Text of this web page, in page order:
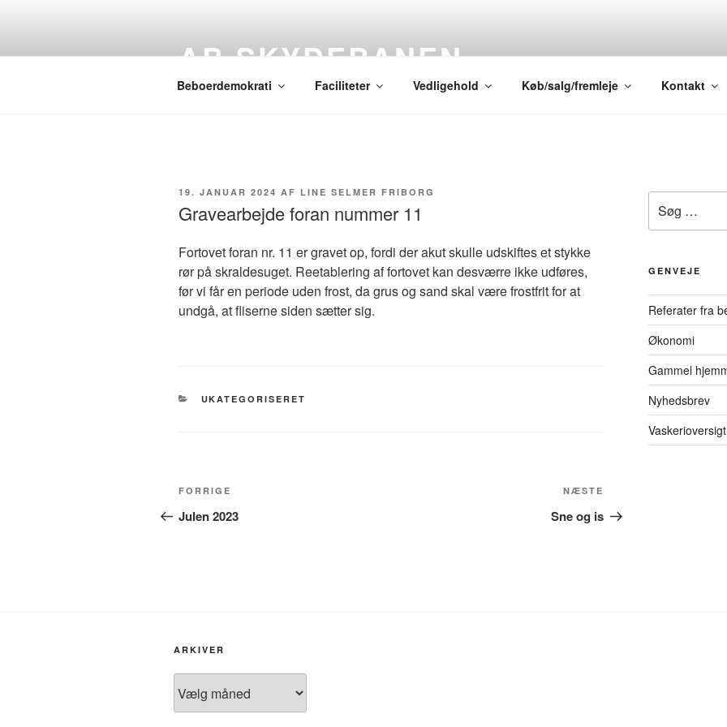
AB SKYDEBANEN
Beboerdemokrati Faciliteter Vedligehold Køb/salg/fremleje Kontakt
UDGIVET
19. JANUAR 2024 AF LINE SELMER FRIBORG
Gravearbejde foran nummer 11
Fortovet foran nr. 11 er gravet op, fordi der akut skulle udskiftes et stykke
rør på skraldesuget. Reetablering af fortovet kan desværre ikke udføres,
før vi får en periode uden frost, da grus og sand skal være frostfrit for at
undgå, at fliserne siden sætter sig.
KATEGORIER
UKATEGORISERET
Indlægsnavigation
Forrige
indlæg
FORRIGE
Julen 2023
indlæg
NÆSTE
Sne og is
efter:
GENVEJE
Referater fra
Økonomi
Gammel
Nyhedsbrev
Vaskerioversigt
ARKIVER